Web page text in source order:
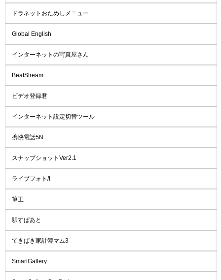
ドラネットおためしメニュー
Global English
インターネットの写真屋さん
BeatStream
ビデオ登録君
インターネット設定切替ツール
携快電話5N
スナップショットVer2.1
ライブフォト/i
筆王
駅すぱあと
てきぱき家計簿マム3
SmartGallery